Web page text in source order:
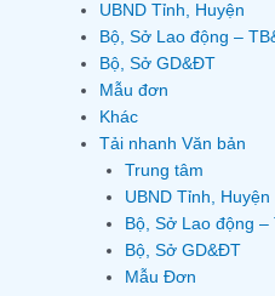
UBND Tỉnh, Huyện
Bộ, Sở Lao động –
Bộ, Sở GD&ĐT
Mẫu đơn
Khác
Tải nhanh Văn bản
Trung tâm
UBND Tỉnh, Huyện
Bộ, Sở Lao động –
Bộ, Sở GD&ĐT
Mẫu Đơn